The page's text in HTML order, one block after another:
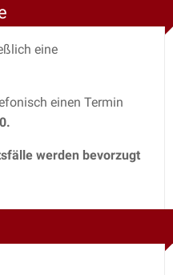
eine
einen Termin
werden bevorzugt